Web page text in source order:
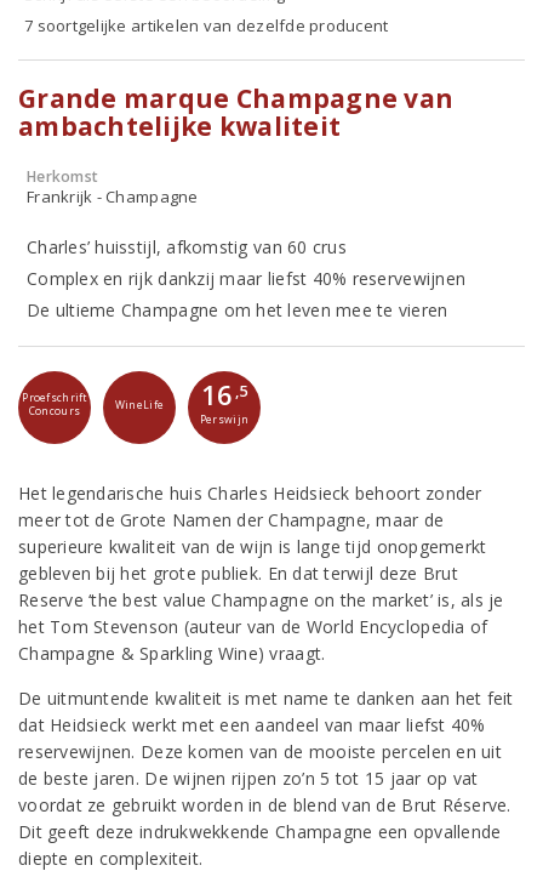
7 soortgelijke artikelen van dezelfde producent
Grande marque Champagne van
ambachtelijke kwaliteit
Herkomst
Frankrijk - Champagne
Charles’ huisstijl, afkomstig van 60 crus
Complex en rijk dankzij maar liefst 40% reservewijnen
De ultieme Champagne om het leven mee te vieren
Proefschrift
Concours
WineLife 16 ,5
Perswijn
Het legendarische huis Charles Heidsieck behoort zonder
meer tot de Grote Namen der Champagne, maar de
superieure kwaliteit van de wijn is lange tijd onopgemerkt
gebleven bij het grote publiek. En dat terwijl deze Brut
Reserve ‘the best value Champagne on the market’ is, als je
het Tom Stevenson (auteur van de World Encyclopedia of
Champagne & Sparkling Wine) vraagt.
De uitmuntende kwaliteit is met name te danken aan het feit
dat Heidsieck werkt met een aandeel van maar liefst 40%
reservewijnen. Deze komen van de mooiste percelen en uit
de beste jaren. De wijnen rijpen zo’n 5 tot 15 jaar op vat
voordat ze gebruikt worden in de blend van de Brut Réserve.
Dit geeft deze indrukwekkende Champagne een opvallende
diepte en complexiteit.